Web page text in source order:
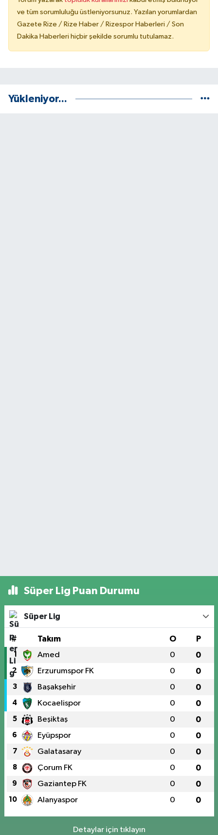
ve tüm sorumluluğu üstleniyorsunuz. Yazılan yorumlardan
Gazete Rize / Rize Haber / Rizespor Haberleri / Son
Dakika Haberleri hiçbir şekilde sorumlu tutulamaz.
Yükleniyor...
Süper Lig Puan Durumu
Süper Lig
# Takım O P
1 Amed 0 0
2 Erzurumspor FK 0 0
3 Başakşehir 0 0
4 Kocaelispor 0 0
5 Beşiktaş 0 0
6 Eyüpspor 0 0
7 Galatasaray 0 0
8 Çorum FK 0 0
9 Gaziantep FK 0 0
10 Alanyaspor 0 0
Detaylar için tıklayın